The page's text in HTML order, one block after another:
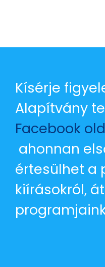
Kísérje
Alapítvány
Facebook
ahonnan
értesülhet a
kiírásokról,